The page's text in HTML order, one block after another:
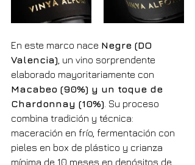
En este marco nace Negre (DO
Valencia) , un vino sorprendente
elaborado mayoritariamente con
Macabeo (90%) y un toque de
Chardonnay (10%) . Su proceso
combina tradición y técnica:
maceración en frío, fermentación con
pieles en box de plástico y crianza
mínima de 10 meses en depósitos de